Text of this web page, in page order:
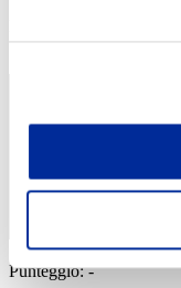
43
Punteggio: -